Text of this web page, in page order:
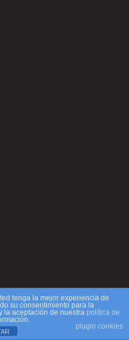
RESERVED.
tenga la mejor experiencia de
su consentimiento para la
la aceptación de nuestra política de
plugin cookies